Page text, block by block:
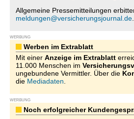
Allgemeine Pressemitteilungen
meldungen@versicherungsjournal.de
WERBUNG
Werben im Extrablatt
Mit einer Anzeige im Extrablatt
11.000 Menschen im
ungebundene Vermittler. Über die
die Mediadaten
WERBUNG
Noch erfolgreicher